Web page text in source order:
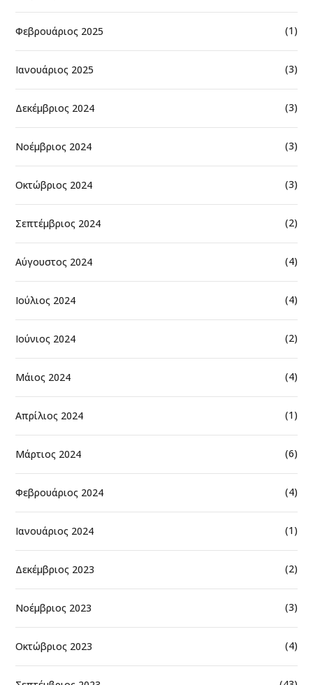
Φεβρουάριος 2025 (1)
Ιανουάριος 2025 (3)
Δεκέμβριος 2024 (3)
Νοέμβριος 2024 (3)
Οκτώβριος 2024 (3)
Σεπτέμβριος 2024 (2)
Αύγουστος 2024 (4)
Ιούλιος 2024 (4)
Ιούνιος 2024 (2)
Μάιος 2024 (4)
Απρίλιος 2024 (1)
Μάρτιος 2024 (6)
Φεβρουάριος 2024 (4)
Ιανουάριος 2024 (1)
Δεκέμβριος 2023 (2)
Νοέμβριος 2023 (3)
Οκτώβριος 2023 (4)